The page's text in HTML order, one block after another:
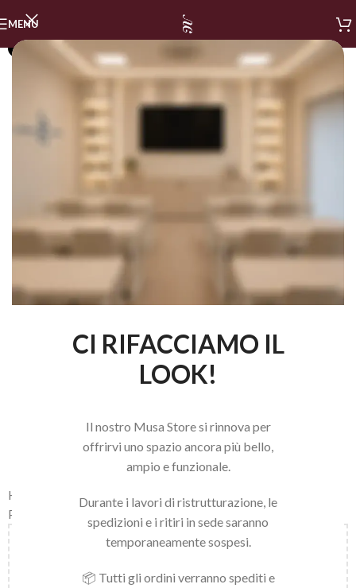
CI RIFACCIAMO IL
LOOK!
Il nostro Musa Store si rinnova per
offrirvi uno spazio ancora più bello,
ampio e funzionale.
Durante i lavori di ristrutturazione, le
spedizioni e i ritiri in sede saranno
temporaneamente sospesi.
📦 Tutti gli ordini verranno spediti e
MENU
Home LINEA NAILS / PUNTE FRESA E STRUMENTI
PUNTE PER FRESA
150,00€al carrello e ottieni la spedizione